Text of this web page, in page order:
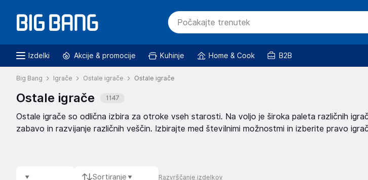
Izdelki Akcije & promocije Kuhinje Home & Cook B2B
Big Bang Igrače Ostale igrače Ostale igrače
Ostale igrače 1147
Ostale igrače so odlična izbira za otroke vseh starosti. Na voljo je široka paleta različnih
zabavo in razvijanje različnih veščin. Izbirajte med številnimi možnostmi in izberite pravo
Sortiranje Razvrščanje izdelkov